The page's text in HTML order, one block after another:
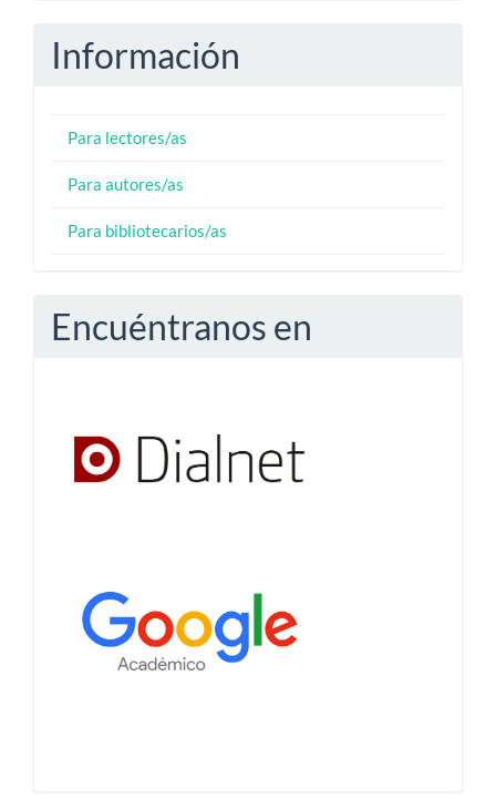
Información
Para lectores/as
Para autores/as
Para bibliotecarios/as
Encuéntranos en